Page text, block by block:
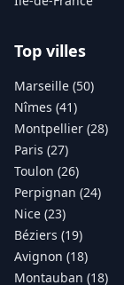
Top villes
Marseille (50)
Nîmes (41)
Montpellier (28)
Paris (27)
Toulon (26)
Perpignan (24)
Nice (23)
Béziers (19)
Avignon (18)
Montauban (18)